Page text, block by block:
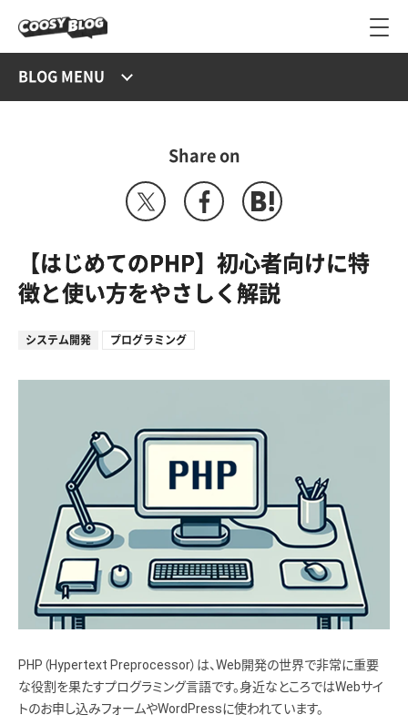
BLOG MENU
Share on
【はじめてのPHP】初心者向けに特
徴と使い方をやさしく解説
システム開発 プログラミング
PHP（Hypertext Preprocessor）は、Web開発の世界で非常に重要
な役割を果たすプログラミング言語です。身近なところではWebサイ
トのお申し込みフォームやWordPressに使われています。